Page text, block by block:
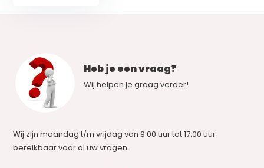
Heb je een vraag?
Wij helpen je graag verder!
Wij zijn maandag t/m vrijdag van 9.00 uur tot 17.00 uur
bereikbaar voor al uw vragen.